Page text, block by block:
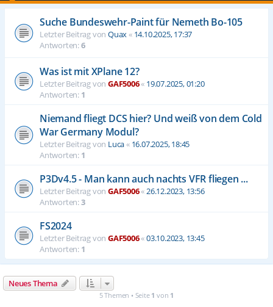
Suche Bundeswehr-Paint für Nemeth Bo-105
Letzter Beitrag von Quax« 14.10.2025, 17:37
Antworten:6
Was ist mit XPlane 12?
Letzter Beitrag von GAF5006« 19.07.2025, 01:20
Antworten: 1
Niemand fliegt DCS hier? Und weiß von dem Cold
War Germany Modul?
Letzter Beitrag von Luca« 16.07.2025, 18:45
Antworten: 1
P3Dv4.5 - Man kann auch nachts VFR fliegen ...
Letzter Beitrag von GAF5006«26.12.2023, 13:56
Antworten:3
FS2024
Letzter Beitrag von GAF5006«03.10.2023, 13:45
Antworten: 1
Neues Thema
5 Themen • Seite 1 von 1